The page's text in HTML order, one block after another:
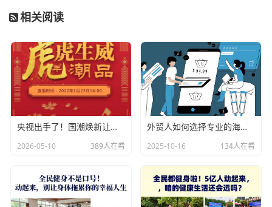
相关阅读
央视出手了！国潮焕新让非遗炸场，这才是文化强国该有的排面
2026-05-10 389人在看
外贸人如何选择专业的海关数据公司？
2025-10-16 134人在看